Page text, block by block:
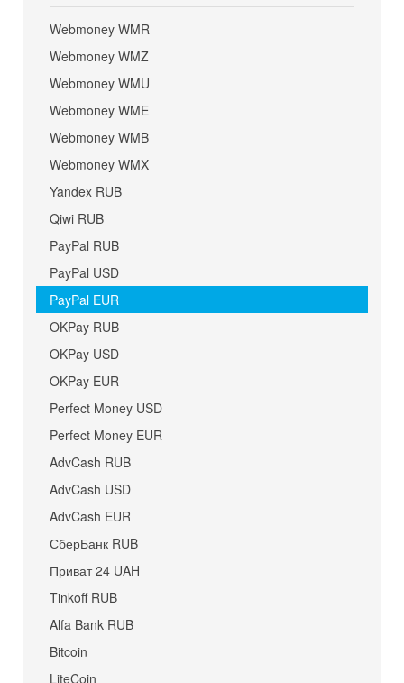
Webmoney WMR
Webmoney WMZ
Webmoney WMU
Webmoney WME
Webmoney WMB
Webmoney WMX
Yandex RUB
Qiwi RUB
PayPal RUB
PayPal USD
PayPal EUR
OKPay RUB
OKPay USD
OKPay EUR
Perfect Money USD
Perfect Money EUR
AdvCash RUB
AdvCash USD
AdvCash EUR
СберБанк RUB
Приват 24 UAH
Tinkoff RUB
Alfa Bank RUB
Bitcoin
LiteCoin